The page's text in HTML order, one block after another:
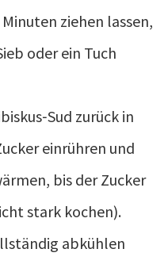
ziehen lassen,
oder ein Tuch
zurück in
einrühren und
bis der Zucker
stark kochen).
abkühlen